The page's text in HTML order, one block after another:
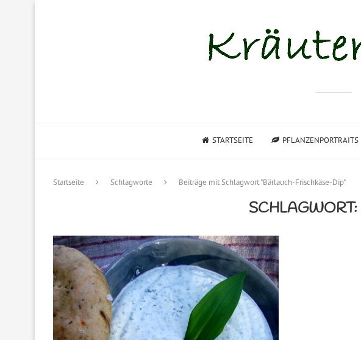
STARTSEITE PFLANZENPORTRAITS
Startseite Schlagworte Beiträge mit Schlagwort "Bärlauch-Frischkäse-Dip"
SCHLAGWORT: